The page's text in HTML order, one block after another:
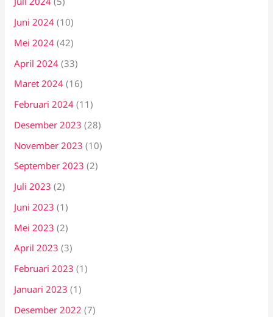
Juni 2024 (10)
Mei 2024 (42)
April 2024 (33)
Maret 2024 (16)
Februari 2024 (11)
Desember 2023 (28)
November 2023 (10)
September 2023 (2)
Juli 2023 (2)
Juni 2023 (1)
Mei 2023 (2)
April 2023 (3)
Februari 2023 (1)
Januari 2023 (1)
Desember 2022 (7)